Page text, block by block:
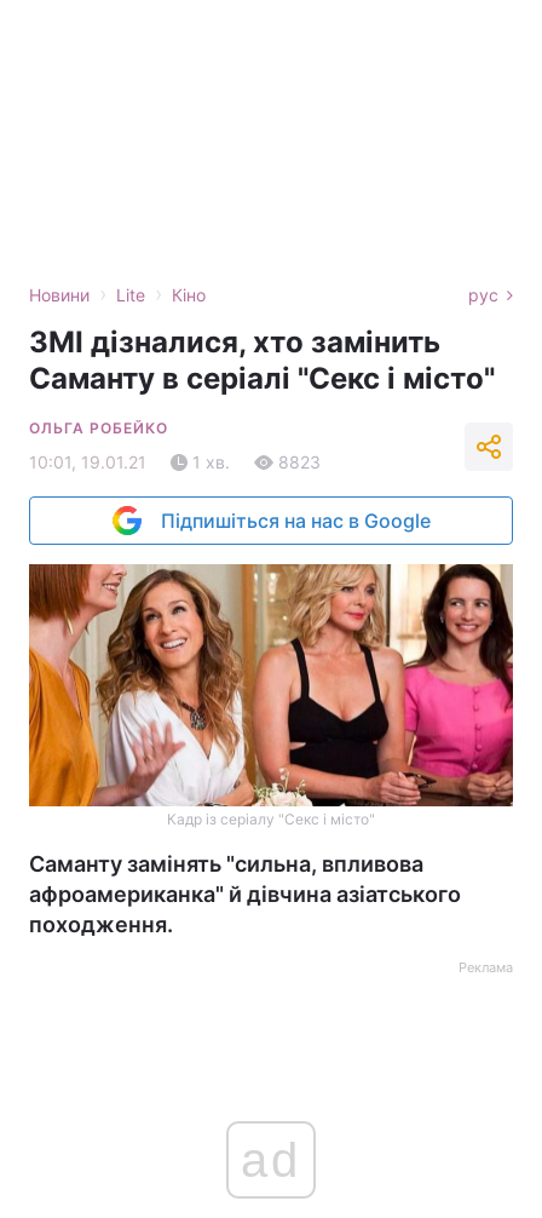
Новини › Lite › Кіно рус
ЗМІ дізналися, хто замінить
Саманту в серіалі "Секс і місто"
ОЛЬГА РОБЕЙКО
10:01, 19.01.21 1 хв. 8823
Підпишіться на нас в Google
Кадр із серіалу "Секс і місто"
Саманту замінять "сильна, впливова
афроамериканка" й дівчина азіатського
походження.
Реклама
ad